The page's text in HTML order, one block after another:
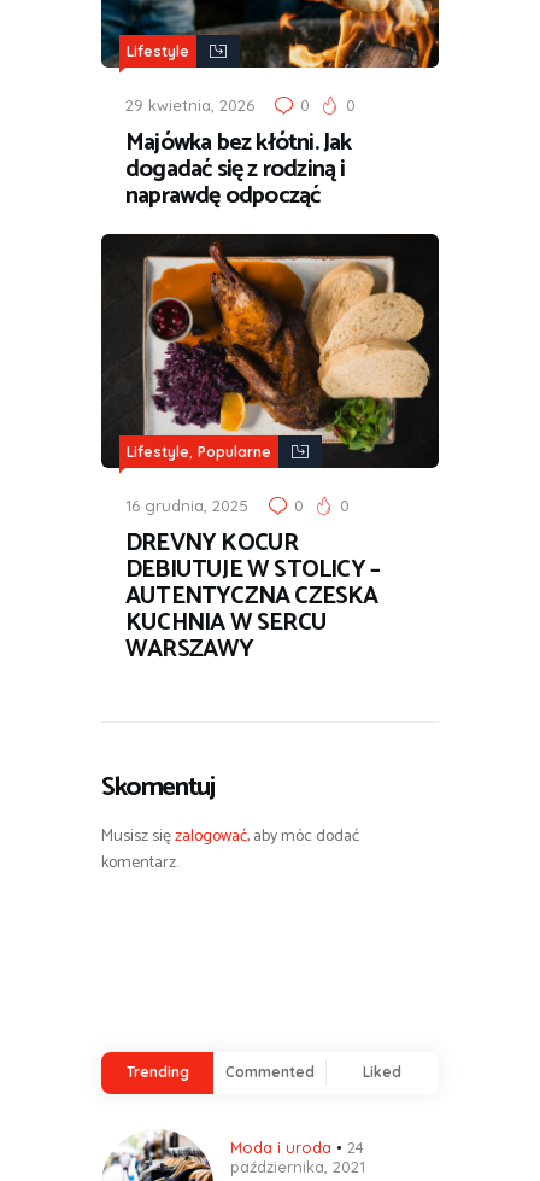
Lifestyle
29 kwietnia, 2026 0 0
Majówka bez kłótni. Jak
dogadać się z rodziną i
naprawdę odpocząć
Lifestyle, Popularne
16 grudnia, 2025 0 0
DREVNY KOCUR
DEBIUTUJE W STOLICY –
AUTENTYCZNA CZESKA
KUCHNIA W SERCU
WARSZAWY
Skomentuj
Musisz sięzalogować, aby móc dodać
komentarz.
Trending Commented Liked
Moda i uroda
24
października, 2021